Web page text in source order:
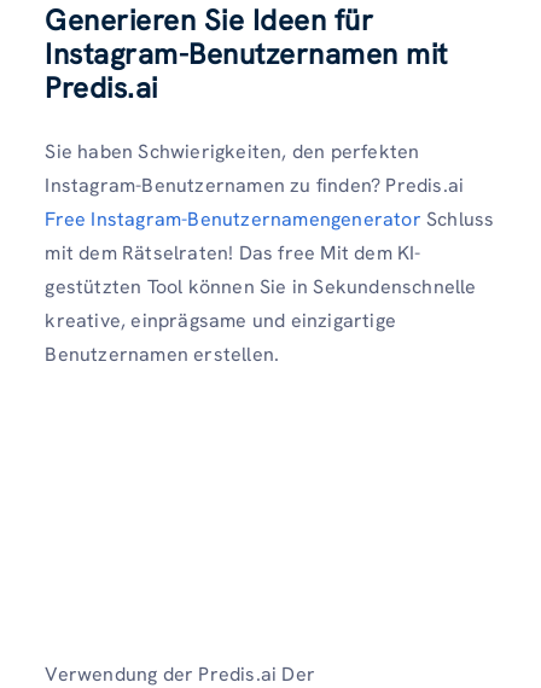
Generieren Sie Ideen für
Instagram-Benutzernamen mit
Predis.ai
Sie haben Schwierigkeiten, den perfekten
Instagram-Benutzernamen zu finden? Predis.ai
Free Instagram-Benutzernamengenerator Schluss
mit dem Rätselraten! Das free Mit dem KI-
gestützten Tool können Sie in Sekundenschnelle
kreative, einprägsame und einzigartige
Benutzernamen erstellen.
Verwendung der Predis.ai Der